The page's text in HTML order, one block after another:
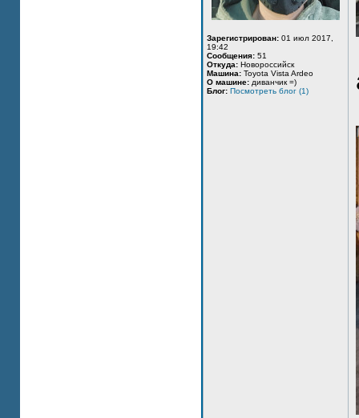
Зарегистрирован: 01 июл 2017,
19:42
Сообщения: 51
Откуда: Новороссийск
Машина: Toyota Vista Ardeo
О машине: диванчик =)
Блог: Посмотреть блог (1)